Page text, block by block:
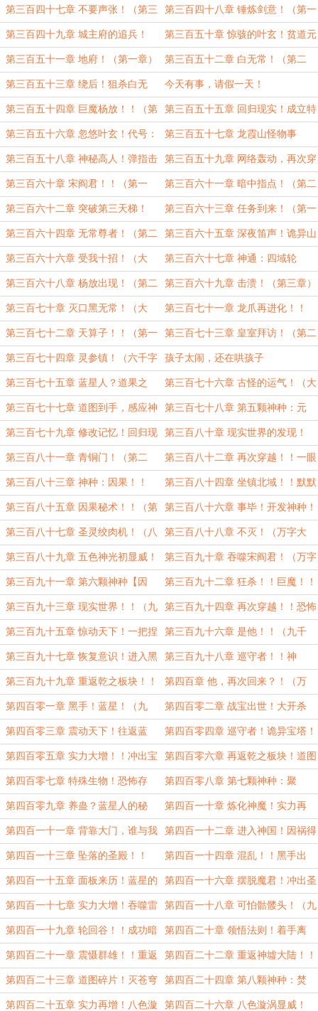
（第一章） 二章）
第三百四十七章 不要声张！（第三
章）
第三百四十八章 锤炼剑意！（第一
章）
第三百四十九章 城主府的追兵！
（第二章）
第三百五十章 惊骇的叶玄！贫道元
始！（第三章）
第三百五十一章 地府！（第一章） 第三百五十二章 白无常！（第二
章）
第三百五十三章 绕后！狙杀白无
常！（第一章）
今天有事，请假一天！
第三百五十四章 巨魔杨放！！（第
一章）
第三百五十五章 回归现实！成立特
战队！（第二章）
第三百五十六章 忽悠叶玄！代号：
独孤求败！（第三章）
第三百五十七章 龙霞山怪物事
件！！（第一章）
第三百五十八章 神秘高人！弹指击
杀！（第二章）
第三百五十九章 网络轰动，再次穿
越！（第三章）
第三百六十章 宋阎君！！（第一
章）
第三百六十一章 暗中指点！（第二
章）
第三百六十二章 突破第三天梯！
（第三章）
第三百六十三章 任务到来！（第一
章）
第三百六十四章 无常尊者！（第二
章）
第三百六十五章 深夜笛声！诡异山
林！（第一章）
第三百六十六章 受我十招！（大
章）
第三百六十七章 神通：四域轮
回！！（第一章）
第三百六十八章 杨放出现！（第二
章）
第三百六十九章 击溃！（第三章）
第三百七十章 灭口黑无常！（大
章）
第三百七十一章 龙爪再进化！！
（大章）
第三百七十二章 天算子！！（第一
章）
第三百七十三章 皇室拜访！（第二
章）
第三百七十四章 灵参镇！（六千字
大章）
孩子太闹，还在哄孩子
第三百七十五章 蓝星人？道果之
花？（八千字大章！）
第三百七十六章 古怪的运气！（大
章）
第三百七十七章 道图到手，感应神
种！！（七千字大章）
第三百七十八章 第五颗神种：元
心！！（九千字）
第三百七十九章 修改记忆！回归现
实！（八千字大章）
第三百八十章 现实世界的发现！
（八千字大章）
第三百八十一章 青铜门！（第二
章）
第三百八十二章 再次穿越！！一眼
轮回！！（八千字大章）
第三百八十三章 神种：因果！！
（八千字大章）
第三百八十四章 坐镇北域！！默默
发育！！（八千字大章）
第三百八十五章 因果秘术！！（第
一章）
第三百八十六章 事毕！开发神种！
（第二章）
第三百八十七章 圣灵绞肉机！（八
千字大章！）
第三百八十八章 不灭！（万字大
章）
第三百八十九章 五色神光初显威！
演化吞天魔渊！（万字大章！）
第三百九十章 吞噬宋阎君！（万字
大章）
第三百九十一章 第六颗神种【因
果】！（万字大章）
第三百九十二章 狂杀！！巨魔！！
（万字）
第三百九十三章 现实世界！！（九
千字！）
第三百九十四章 再次穿越！！恐怖
杨放！！（万字大章！）
第三百九十五章 惊动天下！一把捏
死！
第三百九十六章 是他！！（九千
字！）
第三百九十七章 恢复意识！进入黑
暗阴霾！ （九千字）
第三百九十八章 巡守者！！神
村！！（九千）
第三百九十九章 重返乾之板块！！
（万字！）
第四百章 他，再次回来？！（万
字！）
第四百零一章 黑手！蓝星！（九
千）
第四百零二章 战宝出世！大开杀
戒！（九千）
第四百零三章 震动天下！往返蓝
星！（九千）
第四百零四章 巡守者！诡异宝塔！
（九千字！）
第四百零五章 实力大增！！冲出宝
塔！！（万字）
第四百零六章 再返乾之板块！道图
碎片！（万字）
第四百零七章 特殊生物！恐怖存
在！（万字）
第四百零八章 第七颗神种：聚
魂！！（九千！）
第四百零九章 养蛊？蓝星人的秘
密！！（万字！）
第四百一十章 炼化神魔！实力再
增！（万字）
第四百一十一章 背靠大门，谁与我
决一死战！（九千）
第四百一十二章 进入神国！因祸得
福！（九千！）
第四百一十三章 坠落的圣殿！！
（九千）
第四百一十四章 混乱！！黑手出
现！！（九千！）
第四百一十五章 面板来历！蓝星的
秘密！（九千）
第四百一十六章 摆脱魔君！冲出圣
殿！（八千）
第四百一十七章 实力大增！吞噬雷
电法王！！（九千）
第四百一十八章 可怕骷髅头！（九
千）
第四百一十九章 轮回谷！！成功暗
算东黎老怪！（万字！）
第四百二十章 领悟法则！着手离
开！（八千）
第四百二十一章 震慑群雄！！重返
外界！！（九千）
第四百二十二章 重返神墟大陆！！
成为传说！！ （九千）
第四百二十三章 道图碎片！灭苍穹
神宫！（九千！）
第四百二十四章 第八颗神种：焚
灵！！（九千）
第四百二十五章 实力再增！八色漩 第四百二十六章 八色漩涡显威！